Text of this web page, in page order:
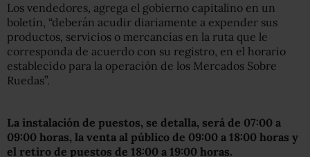
Los vendedores, agrega el gobierno capitalino en un
boletín, “deberán acudir diariamente a expender sus
productos, servicios o mercancías en la ruta que le
corresponda de acuerdo con su registro, en el horario
establecido para la operación de los Mercados Sobre
Ruedas”.
La instalación de puestos, se detalla, será de 07:00 a
09:00 horas, la venta al público de 09:00 a 18:00 horas y
el retiro de puestos de 18:00 a 19:00 horas.